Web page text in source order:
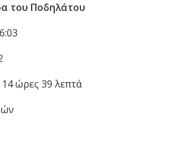
του Ποδηλάτου
ώρες 39 λεπτά